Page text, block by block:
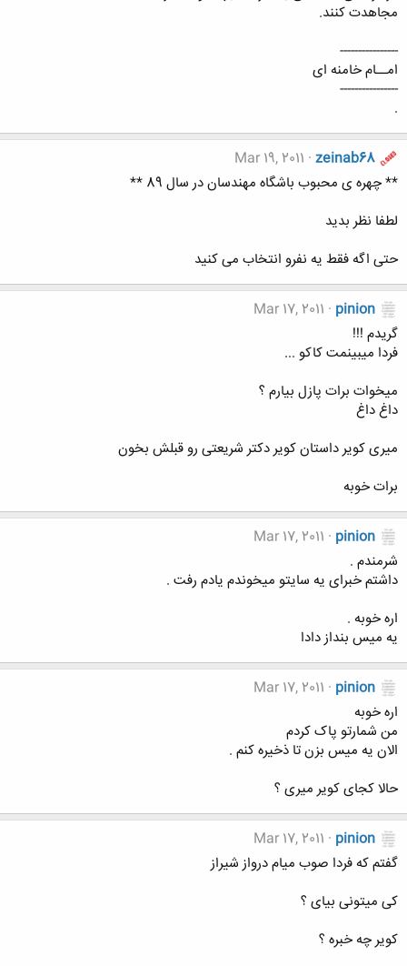
مجاهدت كنند.
----------------
امــام خامنه ای
----------------
.
zeinab68
Mar 19, 2011
** چهره ی محبوب باشگاه مهندسان در سال 89 **
لطفا نظر بدید
حتی اگه فقط یه نفرو انتخاب می کنید
pinion
Mar 17, 2011
گریدم !!!
فردا میبینمت کاکو ...
میخوات برات پازل بیارم ؟
داغ داغ
میری کویر داستان کویر دکتر شریعتی رو قبلش بخون
برات خوبه
pinion
Mar 17, 2011
شرمندم .
داشتم خبرای یه سایتو میخوندم یادم رفت .
اره خوبه .
یه میس بنداز دادا
pinion
Mar 17, 2011
اره خوبه
من شمارتو پاک کردم
الان یه میس بزن تا ذخیره کنم .
حالا کجای کویر میری ؟
pinion
Mar 17, 2011
گفتم که فردا صوب میام درواز شیراز
کی میتونی بیای ؟
کویر چه خبره ؟